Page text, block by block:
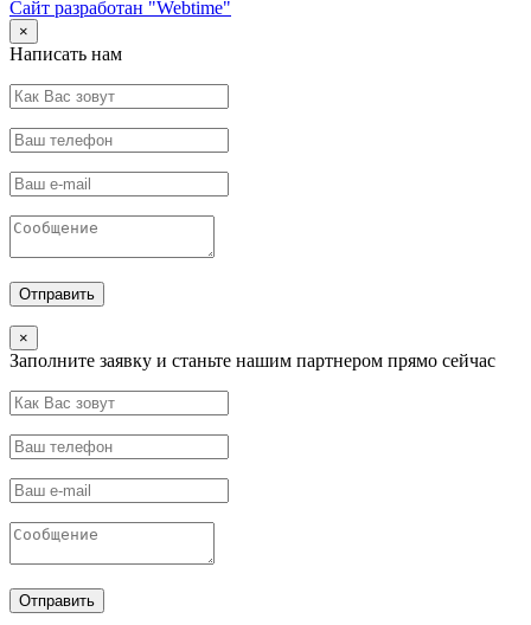
Сайт разработан "Webtime"
×
Написать нам
×
Заполните заявку и станьте нашим партнером прямо сейчас